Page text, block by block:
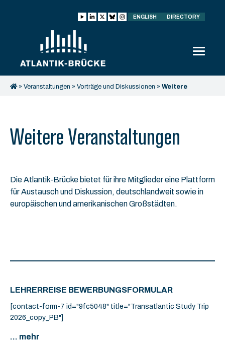
ENGLISH DIRECTORY
» Veranstaltungen » Vorträge und Diskussionen » Weitere
Weitere Veranstaltungen
Die Atlantik-Brücke bietet für ihre Mitglieder eine Plattform
für Austausch und Diskussion, deutschlandweit sowie in
europäischen und amerikanischen Großstädten.
LEHRERREISE BEWERBUNGSFORMULAR
[contact-form-7 id="9fc5048" title="Transatlantic Study Trip
2026_copy_PB"]
... mehr